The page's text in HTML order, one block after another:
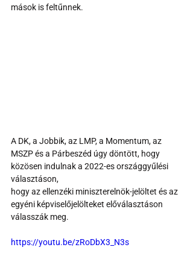
mások is feltűnnek.
A DK, a Jobbik, az LMP, a Momentum, az
MSZP és a Párbeszéd úgy döntött, hogy
közösen indulnak a 2022-es országgyűlési
választáson,
hogy az ellenzéki miniszterelnök-jelöltet és az
egyéni képviselőjelölteket előválasztáson
válasszák meg.
https://youtu.be/zRoDbX3_N3s